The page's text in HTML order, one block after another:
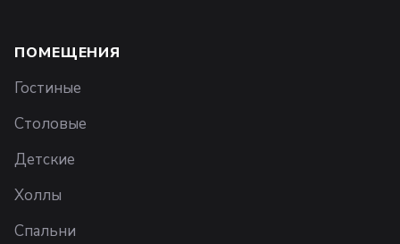
ПОМЕЩЕНИЯ
Гостиные
Столовые
Детские
Холлы
Спальни